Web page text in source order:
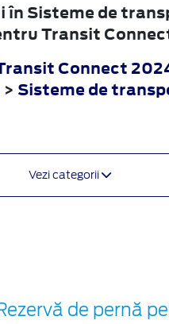
în Sisteme de
Transit
Connect
> Sisteme de
Vezi categorii
de pernă